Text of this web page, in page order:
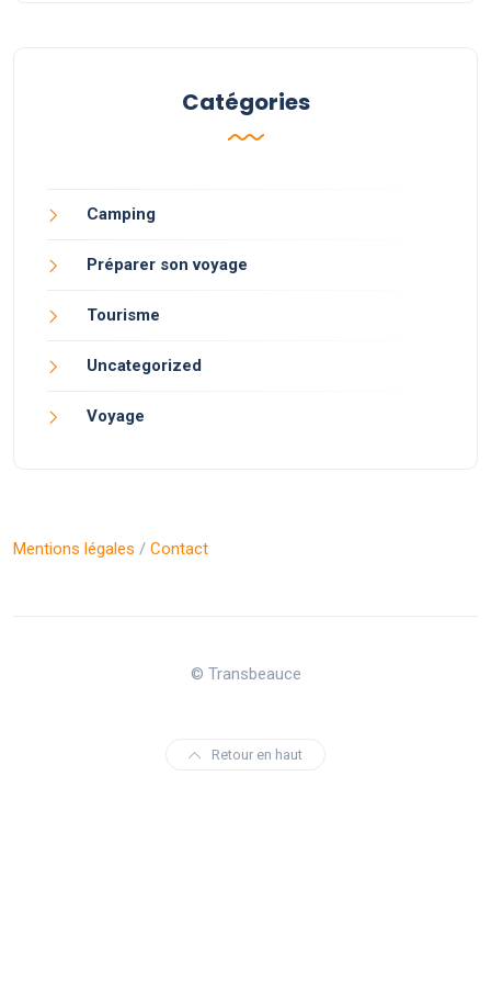
Catégories
Camping
Préparer son voyage
Tourisme
Uncategorized
Voyage
Mentions légales / Contact
© Transbeauce
Retour en haut